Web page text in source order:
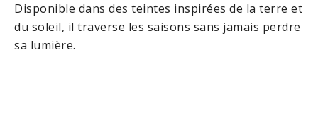
Disponible dans des teintes inspirées de la terre et
du soleil, il traverse les saisons sans jamais perdre
sa lumière.